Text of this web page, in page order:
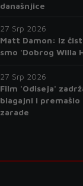
današnjice
27 Srp 2026
Matt Damon: Iz
smo 'Dobrog Willa
27 Srp 2026
Film 'Odiseja'
blagajni i premašio
zarade